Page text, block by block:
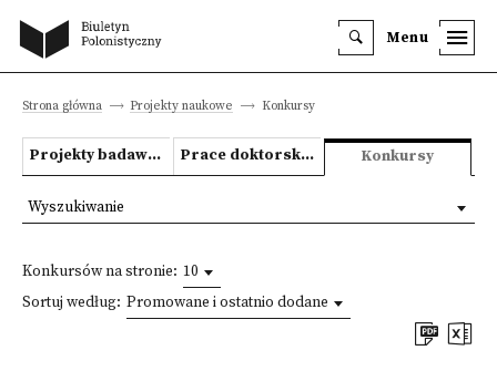
Menu
Strona główna Projekty naukowe Konkursy
Projekty badawcze Prace doktorskie i habilitacyjne Konkursy
Konkursów na stronie: 10
Sortuj według: Promowane i ostatnio dodane
Wyszukiwanie